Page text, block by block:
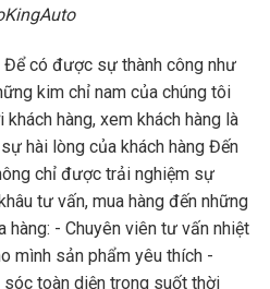
Để có được sự thành công như
kim chỉ nam của chúng tôi
hàng, xem khách hàng là
hài lòng của khách hàng Đến
chỉ được trải nghiệm sự
tư vấn, mua hàng đến những
hàng: - Chuyên viên tư vấn nhiệt
mình sản phẩm yêu thích -
toàn diện trong suốt thời